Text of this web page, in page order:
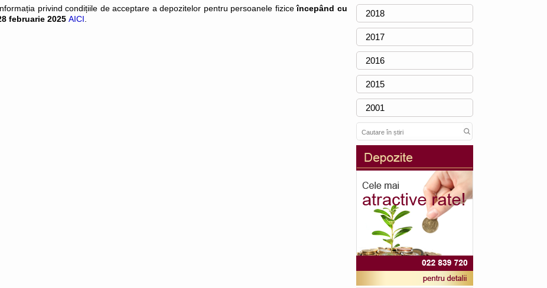
privind condițiile de acceptare a depozitelor pentru persoanele fiziceîncepând cu
februarie 2025 AICI
2018
2017
2016
2015
2001